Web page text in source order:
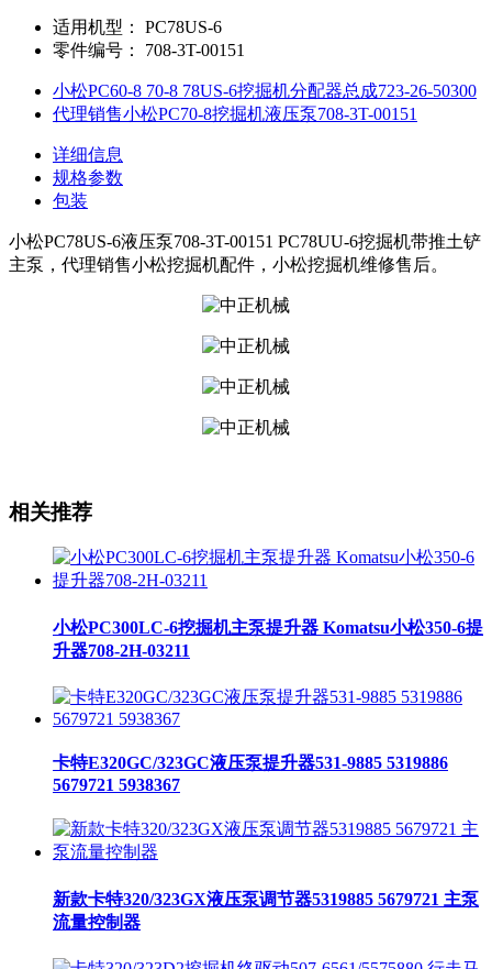
适用机型：
PC78US-6
零件编号：
708-3T-00151
小松PC60-8 70-8 78US-6挖掘机分配器总成723-26-50300
代理销售小松PC70-8挖掘机液压泵708-3T-00151
详细信息
规格参数
包装
小松PC78US-6液压泵708-3T-00151 PC78UU-6挖掘机带推土铲
主泵，代理销售小松挖掘机配件，小松挖掘机维修售后。
相关推荐
小松PC300LC-6挖掘机主泵提升器 Komatsu小松350-6提
升器708-2H-03211
卡特E320GC/323GC液压泵提升器531-9885 5319886
5679721 5938367
新款卡特320/323GX液压泵调节器5319885 5679721 主泵
流量控制器